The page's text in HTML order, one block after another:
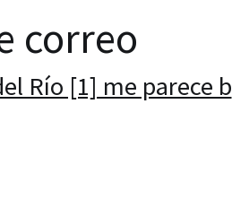
correo
Río [1] me parece b